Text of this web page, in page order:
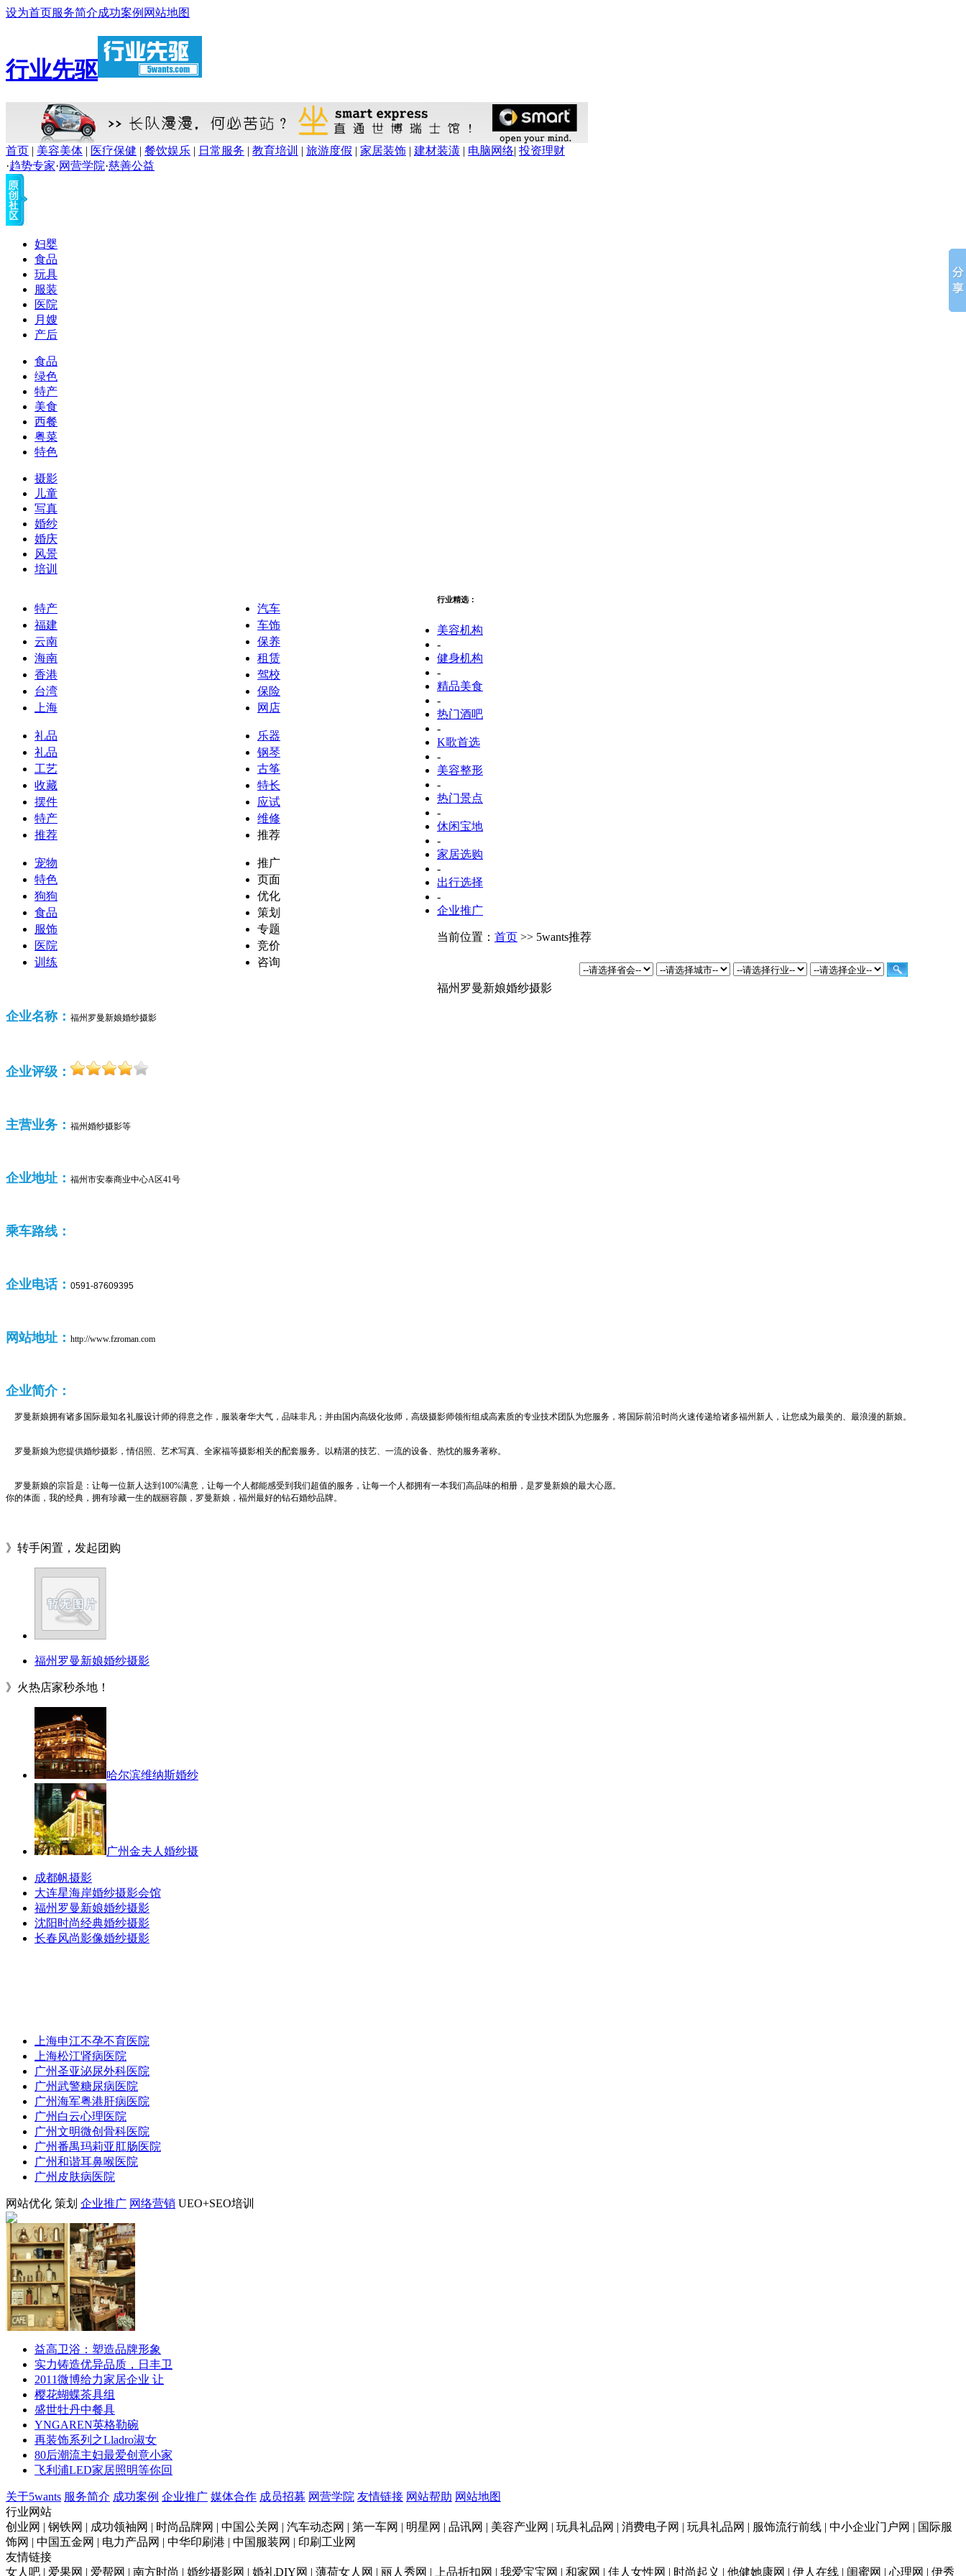
设为首页服务简介成功案例 网站地图
行业先驱
首页 | 美容美体 | 医疗保健 | 餐饮娱乐 | 日常服务 | 教育培训 | 旅游度假 | 家居装饰 | 建材装潢 | 电脑网络| 投资理财
·趋势专家·网营学院·慈善公益
妇婴
食品
玩具
服装
医院
月嫂
产后
食品
绿色
特产
美食
西餐
粤菜
特色
摄影
儿童
写真
婚纱
婚庆
风景
培训
特产
福建
云南
海南
香港
台湾
上海
礼品
礼品
工艺
收藏
摆件
特产
推荐
宠物
特色
狗狗
食品
服饰
医院
训练
汽车
车饰
保养
租赁
驾校
保险
网店
乐器
钢琴
古筝
特长
应试
维修
推荐
推广
页面
优化
策划
专题
竞价
咨询
行业精选：
美容机构
-
健身机构
-
精品美食
-
热门酒吧
-
K歌首选
-
美容整形
-
热门景点
-
休闲宝地
-
家居选购
-
出行选择
-
企业推广
当前位置： 首页 >> 5wants推荐
福州罗曼新娘婚纱摄影
企业名称： 福州罗曼新娘婚纱摄影
企业评级：
主营业务： 福州婚纱摄影等
企业地址： 福州市安泰商业中心A区41号
乘车路线：
企业电话： 0591-87609395
网站地址： http://www.fzroman.com
企业简介：
罗曼新娘拥有诸多国际最知名礼服设计师的得意之作，服装奢华大气，品味非凡；并由国内高级化妆师，高级摄影师领衔组成高素质的专业技术团队为您服务，将国际前沿时尚火速传递给诸多福州新人，让您成为最美的、最浪漫的新娘。
罗曼新娘为您提供婚纱摄影，情侣照、艺术写真、全家福等摄影相关的配套服务。以精湛的技艺、一流的设备、热忱的服务著称。
罗曼新娘的宗旨是：让每一位新人达到100%满意，让每一个人都能感受到我们超值的服务，让每一个人都拥有一本我们高品味的相册，是罗曼新娘的最大心愿。
你的体面，我的经典，拥有珍藏一生的靓丽容颜，罗曼新娘，福州最好的钻石婚纱品牌。
》转手闲置，发起团购
福州罗曼新娘婚纱摄影
》火热店家秒杀地！
哈尔滨维纳斯婚纱
广州金夫人婚纱摄
成都帆摄影
大连星海岸婚纱摄影会馆
福州罗曼新娘婚纱摄影
沈阳时尚经典婚纱摄影
长春风尚影像婚纱摄影
上海申江不孕不育医院
上海松江肾病医院
广州圣亚泌尿外科医院
广州武警糖尿病医院
广州海军粤港肝病医院
广州白云心理医院
广州文明微创骨科医院
广州番禺玛莉亚肛肠医院
广州和谐耳鼻喉医院
广州皮肤病医院
网站优化 策划 企业推广 网络营销 UEO+SEO培训
益高卫浴：塑造品牌形象
实力铸造优异品质，日丰卫
2011微博给力家居企业 让
樱花蝴蝶茶具组
盛世牡丹中餐具
YNGAREN英格勒碗
再装饰系列之Lladro淑女
80后潮流主妇最爱创意小家
飞利浦LED家居照明等你回
关于5wants 服务简介 成功案例 企业推广 媒体合作 成员招募 网营学院 友情链接 网站帮助 网站地图
行业网站
创业网 | 钢铁网 | 成功领袖网 | 时尚品牌网 | 中国公关网 | 汽车动态网 | 第一车网 | 明星网 | 品讯网 | 美容产业网 | 玩具礼品网 | 消费电子网 | 玩具礼品网 | 服饰流行前线 | 中小企业门户网 | 国际服
饰网 | 中国五金网 | 电力产品网 | 中华印刷港 | 中国服装网 | 印刷工业网
友情链接
女人吧 | 爱果网 | 爱帮网 | 南方时尚 | 婚纱摄影网 | 婚礼DIY网 | 薄荷女人网 | 丽人秀网 | 上品折扣网 | 我爱宝宝网 | 和家网 | 佳人女性网 | 时尚起义 | 他健她康网 | 伊人在线 | 闺蜜网 | 心理网 | 伊秀